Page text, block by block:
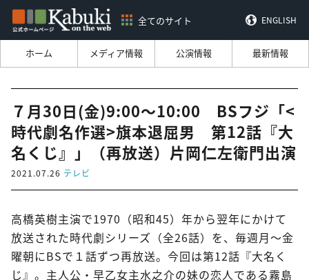
全てのサイト ENGLISH
ホーム メディア情報 公演情報 最新情報
７月30日(金)9:00～10:00 BSフジ「<
時代劇名作選>旗本退屈男 第12話『大
名くじ』」（再放送）片岡仁左衛門出演
2021.07.26 テレビ
高橋英樹主演で1970（昭和45）年から翌年にかけて
放送された時代劇シリーズ（全26話）を、毎週月～金
曜朝にBSで１話ずつ再放送。今回は第12話『大名く
じ』。主人公・早乙女主水之介の妹の恋人である霧島